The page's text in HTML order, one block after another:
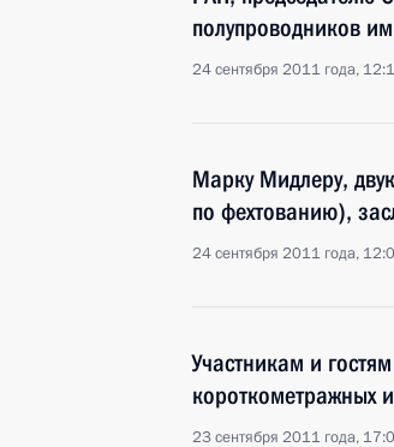
полупроводников
24 сентября 2011 года,
Марку Мидлеру,
по фехтованию),
24 сентября 2011 года,
Участникам и
короткометражных
23 сентября 2011 года,